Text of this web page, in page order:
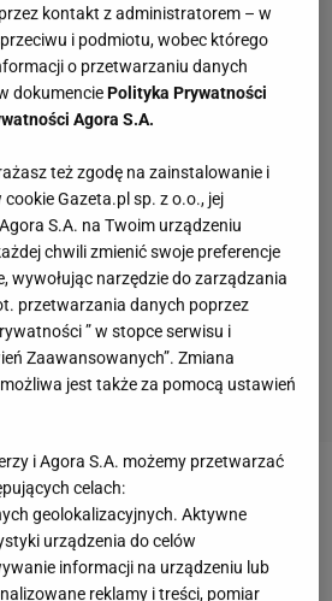
wprost. "Warto to zrobić"
kontakt z administratorem – w
i podmiotu, wobec którego
o przetwarzaniu danych
dokumenciePolityka Prywatności
Agora S.A.
też zgodę na zainstalowanie i
Gazeta.pl sp. z o.o., jej
S.A. na Twoim urządzeniu
chwili zmienić swoje preferencje
wywołując narzędzie do zarządzania
przetwarzania danych poprzez
” w stopce serwisu i
Zaawansowanych”. Zmiana
jest także za pomocą ustawień
i Agora S.A. możemy przetwarzać
celach:
geolokalizacyjnych. Aktywne
urządzenia do celów
informacji na urządzeniu lub
reklamy i treści, pomiar